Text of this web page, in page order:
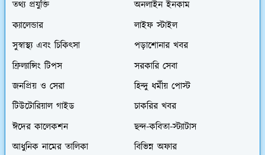
তথ্য প্রযুক্তি
অনলাইন ইনকাম
ক্যালেন্ডার
লাইফ স্টাইল
সুস্বাস্থ্য এবং চিকিৎসা
পড়াশোনার খবর
ফ্রিল্যান্সিং টিপস
সরকারি সেবা
জনপ্রিয় ও সেরা
হিন্দু ধর্মীয় পোস্ট
টিউটোরিয়াল গাইড
চাকরির খবর
ঈদের কালেকশন
ছন্দ-কবিতা-স্ট্যাটাস
আধুনিক নামের তালিকা
বিভিন্ন অফার